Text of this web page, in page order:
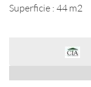
Superficie : 44 m2